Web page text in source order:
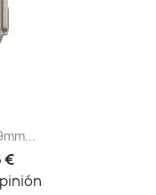
€